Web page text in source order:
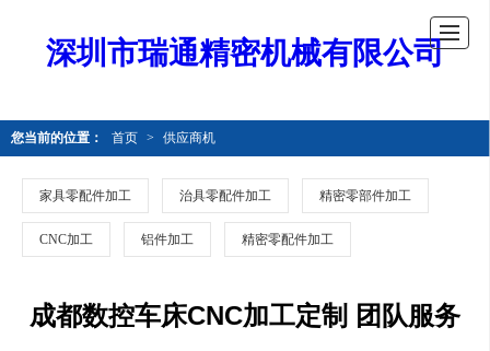
深圳市瑞通精密机械有限公司
您当前的位置： 首页 > 供应商机
家具零配件加工 治具零配件加工 精密零部件加工
CNC加工 铝件加工 精密零配件加工
成都数控车床CNC加工定制 团队服务